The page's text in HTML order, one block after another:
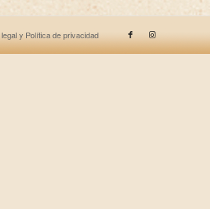
y Política de privacidad